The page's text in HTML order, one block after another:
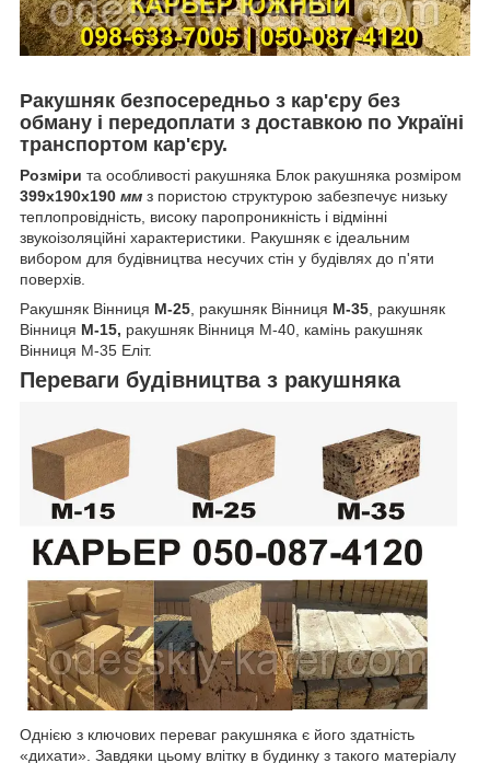
Ракушняк безпосередньо з кар'єру без
обману і передоплати з доставкою по Україні
транспортом кар'єру.
Розміри та особливості ракушняка Блок ракушняка розміром
399х190х190 мм з пористою структурою забезпечує низьку
теплопровідність, високу паропроникність і відмінні
звукоізоляційні характеристики. Ракушняк є ідеальним
вибором для будівництва несучих стін у будівлях до п'яти
поверхів.
Ракушняк Вінниця М-25 , ракушняк Вінниця М-35 , ракушняк
Вінниця М-15, ракушняк Вінниця М-40, камінь ракушняк
Вінниця М-35 Еліт.
Переваги будівництва з ракушняка
Однією з ключових переваг ракушняка є його здатність
«дихати». Завдяки цьому влітку в будинку з такого матеріалу